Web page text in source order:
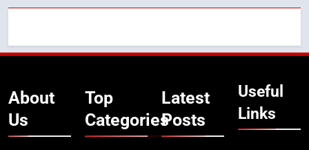
7
गिरफ्तार
8
भारी बारिश का अलर्ट! 6 अगस्त को
देहरादून में स्कूल बंद
About
Us
Top
Categories
Latest
Posts
Useful
Links